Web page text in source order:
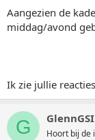
Aangezien de
middag/avond
Ik zie jullie
G GlennGSI
Hoort bij de